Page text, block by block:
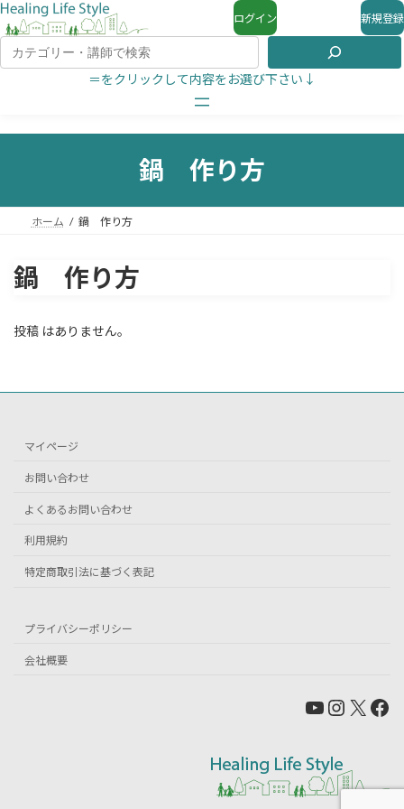
ログイン 新規登録
＝をクリックして内容をお選び下さい↓
鍋 作り方
ホーム 鍋 作り方
鍋 作り方
投稿 はありません。
マイページ
お問い合わせ
よくあるお問い合わせ
利用規約
特定商取引法に基づく表記
プライバシーポリシー
会社概要